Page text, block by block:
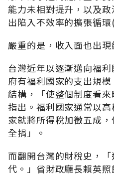
能力未相對提升，以及
出陷入不效率的擴張循環
嚴重的是，收入面也出現
台灣近年以逐漸邁向福
府有福利國家的支出規
結構，「使整個制度看
指出。福利國家通常以
家就將所得稅加徵五成
全捐」。
而翻開台灣的財稅史，
代。」省財政廳長賴英照